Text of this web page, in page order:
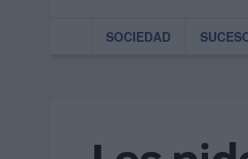
SOCIEDAD